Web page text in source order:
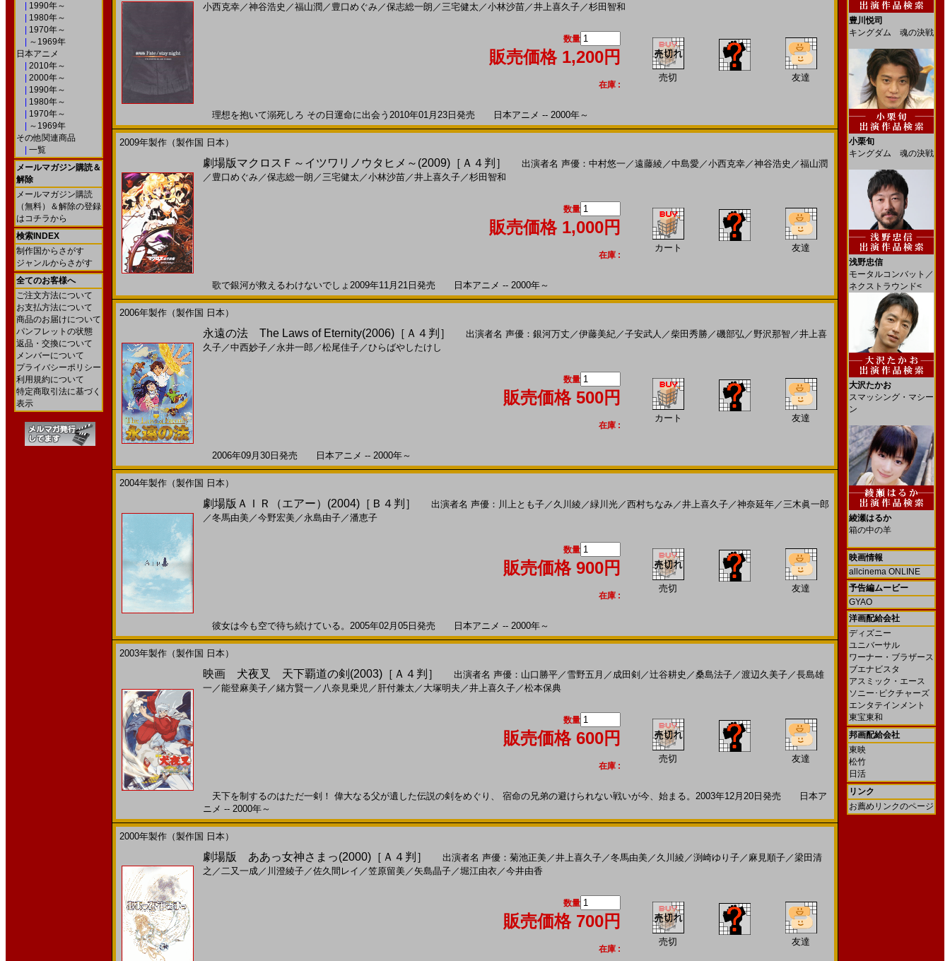
1990年～
1980年～
1970年～
～1969年
日本アニメ
2010年～
2000年～
1990年～
1980年～
1970年～
～1969年
その他関連商品
一覧
メールマガジン購読＆
解除
メールマガジン購読
（無料）＆解除の登録
はコチラから
検索INDEX
制作国からさがす
ジャンルからさがす
全てのお客様へ
ご注文方法について
お支払方法について
商品のお届けについて
パンフレットの状態
返品・交換について
メンバーについて
プライバシーポリシー
利用規約について
特定商取引法に基づく
表示
小西克幸／神谷浩史 ／福山潤 ／ 豊口めぐみ／保志総一朗 ／三宅健太 ／小林沙苗／井上喜久子／杉田智和
数量
販売価格 1,200円
在庫 :
売切 友達
理想を抱いて溺死しろ その日運命に出会う2010年01月23日発売 日本アニメ -- 2000年～
2009年製作（製作国 日本）
劇場版マクロスＦ～イツワリノウタヒメ～(2009)［Ａ４判］ 出演者名 声優：中村悠一 ／遠藤綾／中島愛／小西克幸／神谷浩史 ／福山潤
／ 豊口めぐみ／保志総一朗 ／三宅健太 ／小林沙苗／井上喜久子／杉田智和
数量
販売価格 1,000円
在庫 :
カート 友達
歌で銀河が救えるわけないでしょ2009年11月21日発売 日本アニメ -- 2000年～
2006年製作（製作国 日本）
永遠の法 The Laws of Eternity(2006)［Ａ４判］ 出演者名 声優：銀河万丈 ／伊藤美紀／子安武人 ／柴田秀勝／磯部弘 ／ 野沢那智／井上喜
久子／中西妙子／永井一郎 ／松尾佳子／ひらばやしたけし
数量
販売価格 500円
在庫 :
カート 友達
2006年09月30日発売 日本アニメ -- 2000年～
2004年製作（製作国 日本）
劇場版ＡＩＲ（エアー）(2004)［Ｂ４判］ 出演者名 声優：川上とも子／ 久川綾／緑川光／西村ちなみ／井上喜久子／神奈延年／三木眞一郎
／冬馬由美／今野宏美／永島由子／潘恵子
数量
販売価格 900円
在庫 :
売切 友達
彼女は今も空で待ち続けている。2005年02月05日発売 日本アニメ -- 2000年～
2003年製作（製作国 日本）
映画 犬夜叉 天下覇道の剣(2003)［Ａ４判］ 出演者名 声優：山口勝平／ 雪野五月 ／ 成田剣 ／辻谷耕史 ／桑島法子／渡辺久美子／長島雄
一 ／能登麻美子／緒方賢一 ／ 八奈見乗児／ 肝付兼太 ／ 大塚明夫 ／井上喜久子／松本保典
数量
販売価格 600円
在庫 :
売切 友達
天下を制するのはただ一剣！ 偉大なる父が遺した伝説の剣をめぐり、 宿命の兄弟の避けられない戦いが今、始まる。2003年12月20日発売 日本ア
ニメ -- 2000年～
2000年製作（製作国 日本）
劇場版 ああっ女神さまっ(2000)［Ａ４判］ 出演者名 声優：菊池正美／井上喜久子／冬馬由美／ 久川綾／渕崎ゆり子／ 麻見順子／梁田清
之 ／二又一成／ 川澄綾子／佐久間レイ ／笠原留美／ 矢島晶子／堀江由衣 ／今井由香
数量
販売価格 700円
在庫 :
売切 友達
豊川悦司
キングダム 魂の決戦
小栗旬
キングダム 魂の決戦
浅野忠信
モータルコンバット／
ネクストラウンド<
大沢たかお
スマッシング・マシー
ン
綾瀬はるか
箱の中の羊
映画情報
allcinema ONLINE
予告編ムービー
GYAO
洋画配給会社
ディズニー
ユニバーサル
ワーナー・ブラザース
ブエナビスタ
アスミック・エース
ソニー･ピクチャーズ
エンタテインメント
東宝東和
邦画配給会社
東映
松竹
日活
リンク
お薦めリンクのページ